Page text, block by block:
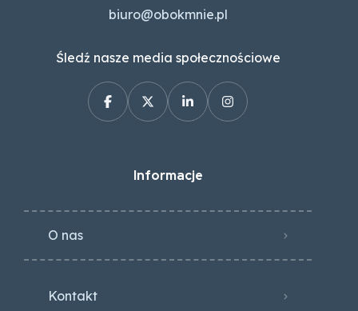
biuro@obokmnie.pl
Śledź nasze media społecznościowe
Informacje
O nas
Kontakt